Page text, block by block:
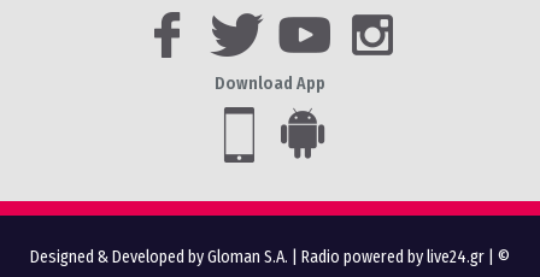
Download App
Designed & Developed by Gloman S.A. Radio powered by live24.gr | ©